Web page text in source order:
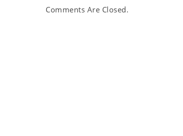
Comments Are Closed.